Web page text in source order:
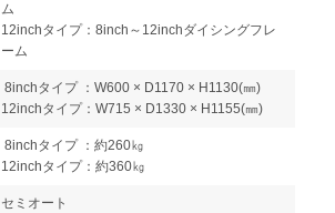
ム
12inchタイプ：8inch～12inchダイシングフレ
ーム
8inchタイプ ：W600 × D1170 × H1130(㎜)
12inchタイプ：W715 × D1330 × H1155(㎜)
8inchタイプ ：約260㎏
12inchタイプ：約360㎏
セミオート